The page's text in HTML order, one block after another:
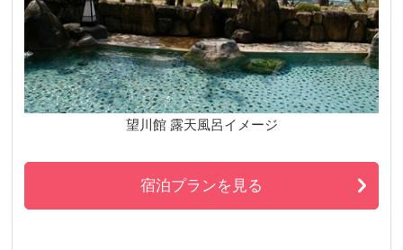
望川館 露天風呂イメージ
宿泊プランを見る